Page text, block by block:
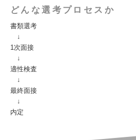
どんな選考プロセスか
書類選考
↓
1次面接
↓
適性検査
↓
最終面接
↓
内定